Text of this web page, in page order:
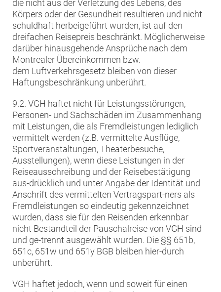
die nicht aus der Verletzung des Lebens, des
Körpers oder der Gesundheit resultieren und nicht
schuldhaft herbeigeführt wurden, ist auf den
dreifachen Reisepreis beschränkt. Möglicherweise
darüber hinausgehende Ansprüche nach dem
Montrealer Übereinkommen bzw.
dem Luftverkehrsgesetz bleiben von dieser
Haftungsbeschränkung unberührt.
9.2. VGH haftet nicht für Leistungsstörungen,
Personen- und Sachschäden im Zusammenhang
mit Leistungen, die als Fremdleistungen lediglich
vermittelt werden (z.B. vermittelte Ausflüge,
Sportveranstaltungen, Theaterbesuche,
Ausstellungen), wenn diese Leistungen in der
Reiseausschreibung und der Reisebestätigung
aus-drücklich und unter Angabe der Identität und
Anschrift des vermittelten Vertragspart-ners als
Fremdleistungen so eindeutig gekennzeichnet
wurden, dass sie für den Reisenden erkennbar
nicht Bestandteil der Pauschalreise von VGH sind
und ge-trennt ausgewählt wurden. Die §§ 651b,
651c, 651w und 651y BGB bleiben hier-durch
unberührt.
VGH haftet jedoch, wenn und soweit für einen